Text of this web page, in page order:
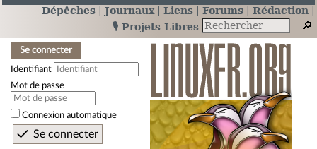
Dépêches Journaux Liens Forums
Rédaction
🎙️ Projets Libres
Se connecter
Identifiant
Mot de passe
Connexion automatique